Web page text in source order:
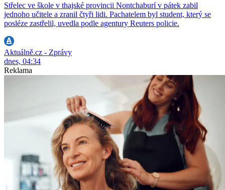
Střelec ve škole v thajské provincii Nontchaburí v pátek zabil
jednoho učitele a zranil čtyři lidi. Pachatelem byl student, který se
posléze zastřelil, uvedla podle agentury Reuters policie.
Aktuálně.cz - Zprávy
dnes, 04:34
Reklama